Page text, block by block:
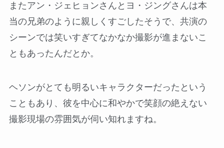
またアン・ジェヒョンさんとヨ・ジングさんは本
当の兄弟のように親しくすごしたそうで、共演の
シーンでは笑いすぎてなかなか撮影が進まないこ
ともあったんだとか。
ヘソンがとても明るいキャラクターだったという
こともあり、彼を中心に和やかで笑顔の絶えない
撮影現場の雰囲気が伺い知れますね。